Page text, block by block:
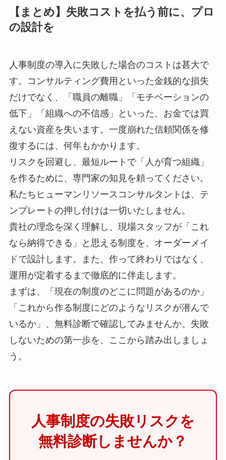
【まとめ】失敗コストを払う前に、プロ
の設計を
人事制度の導入に失敗した場合のコストは甚大で
す。コンサルティング費用といった金銭的な損失
だけでなく、「職員の離職」「モチベーションの
低下」「組織への不信感」といった、お金では買
えない資産を失います。一度崩れた信頼関係を修
復するには、何年もかかります。
リスクを回避し、最短ルートで「人が育つ組織」
を作るために、専門家の知見を頼ってください。
私たちヒューマンリソースコンサルタントは、テ
ンプレートの押し付けは一切いたしません。
貴社の理念を深く理解し、現場スタッフが「これ
なら納得できる」と思える制度を、オーダーメイ
ドで設計します。また、作って終わりではなく、
運用が定着するまで徹底的に伴走します。
まずは、「現在の制度のどこに問題があるのか」
「これから作る制度にどのようなリスクが潜んで
いるか」、無料診断で確認してみませんか。失敗
しないための第一歩を、ここから踏み出しましょ
う。
人事制度の失敗リスクを
無料診断しませんか？